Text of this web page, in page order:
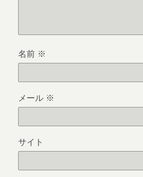
名前 ※
メール ※
サイト